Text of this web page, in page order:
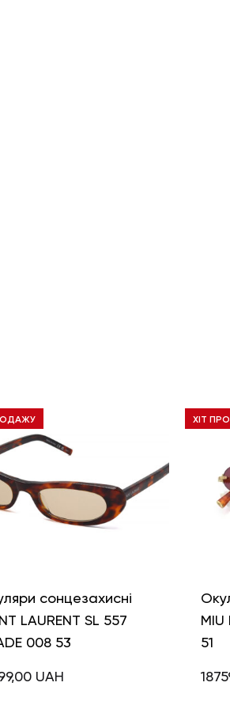
сонцезахисні
LAURENT SL 557
008 53
UAH
ХІТ
MIU
51